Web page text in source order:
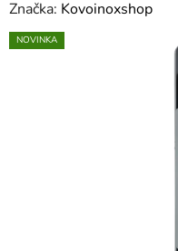
Značka: Kovoinoxshop
NOVINKA